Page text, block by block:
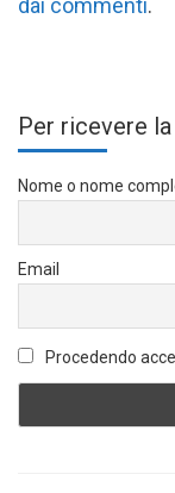
dai commenti.
Per ricevere
Nome o nome
Email
Procedendo